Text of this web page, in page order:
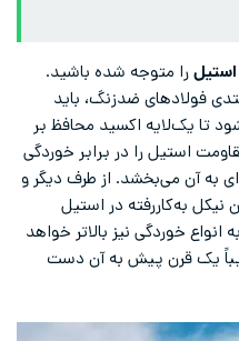
را متوجه شده باشید.
فولادهای ضدزنگ، باید
شود تا یک‌لایه اکسید محافظ بر
استیل را در برابر خوردگی
به آن می‌بخشد. از طرف دیگر و
به‌کاررفته در استیل
خوردگی نیز بالاتر خواهد
یک قرن پیش به آن دست